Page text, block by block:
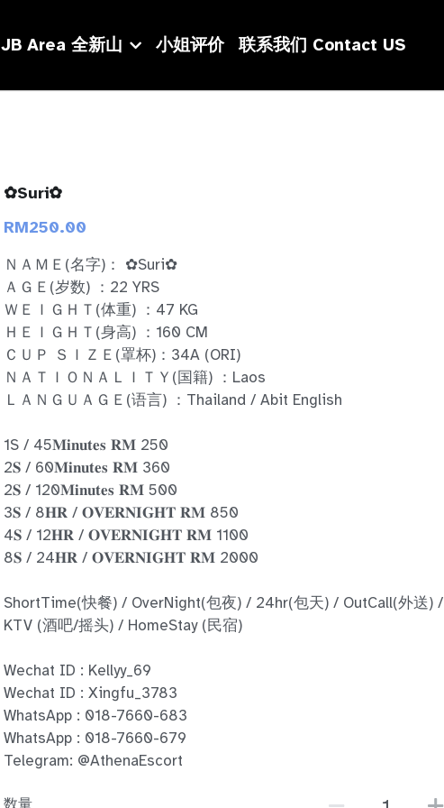
JB Area 全新山 小姐评价 联系我们 Contact US
✿Suri✿
RM250.00
ＮＡＭＥ(名字)： ✿Suri✿
ＡＧＥ(岁数) ：22 YRS
ＷＥＩＧＨＴ(体重) ：47 KG
ＨＥＩＧＨＴ(身高) ：160 CM
ＣＵＰ ＳＩＺＥ(罩杯)：34A (ORI)
ＮＡＴＩＯＮＡＬＩＴＹ(国籍) ：Laos
ＬＡＮＧＵＡＧＥ(语言) ：Thailand / Abit English
1S / 45𝐌𝐢𝐧𝐮𝐭𝐞𝐬 𝐑𝐌 250
2𝐒 / 60𝐌𝐢𝐧𝐮𝐭𝐞𝐬 𝐑𝐌 360
2𝐒 / 120𝐌𝐢𝐧𝐮𝐭𝐞𝐬 𝐑𝐌 500
3𝐒 / 8𝐇𝐑 / 𝐎𝐕𝐄𝐑𝐍𝐈𝐆𝐇𝐓 𝐑𝐌 850
4𝐒 / 12𝐇𝐑 / 𝐎𝐕𝐄𝐑𝐍𝐈𝐆𝐇𝐓 𝐑𝐌 1100
8𝐒 / 24𝐇𝐑 / 𝐎𝐕𝐄𝐑𝐍𝐈𝐆𝐇𝐓 𝐑𝐌 2000
ShortTime(快餐) / OverNight(包夜) / 24hr(包天) / OutCall(外送) /
KTV (酒吧/摇头) / HomeStay (民宿)
Wechat ID : Kellyy_69
Wechat ID : Xingfu_3783
WhatsApp : 018-7660-683
WhatsApp : 018-7660-679
Telegram: @AthenaEscort